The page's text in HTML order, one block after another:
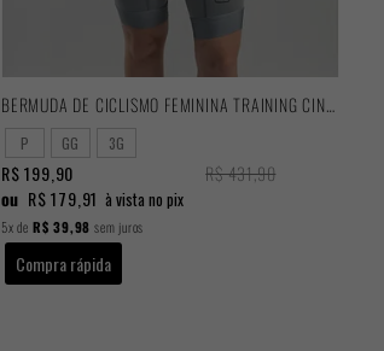
BERMUDA DE CICLISMO FEMININA TRAINING CINZA 2025
P GG 3G
R$ 431,90
R$ 199,90
ou R$ 179,91 à vista no pix
5xde R$ 39,98 sem juros
Compra rápida